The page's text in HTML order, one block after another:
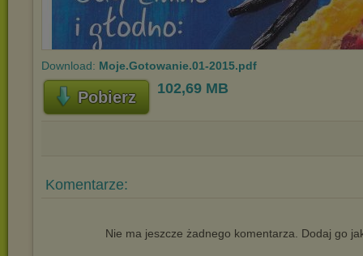
Download: Moje.Gotowanie.01-2015.pdf
Pobierz 102,69 MB
Komentarze:
Nie ma jeszcze żadnego komentarza. Dodaj go